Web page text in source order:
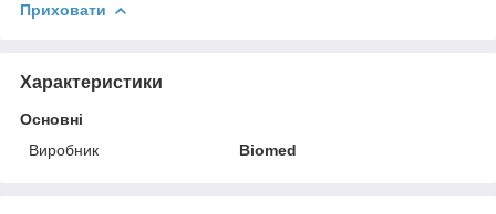
Приховати
Характеристики
Основні
Виробник
Biomed